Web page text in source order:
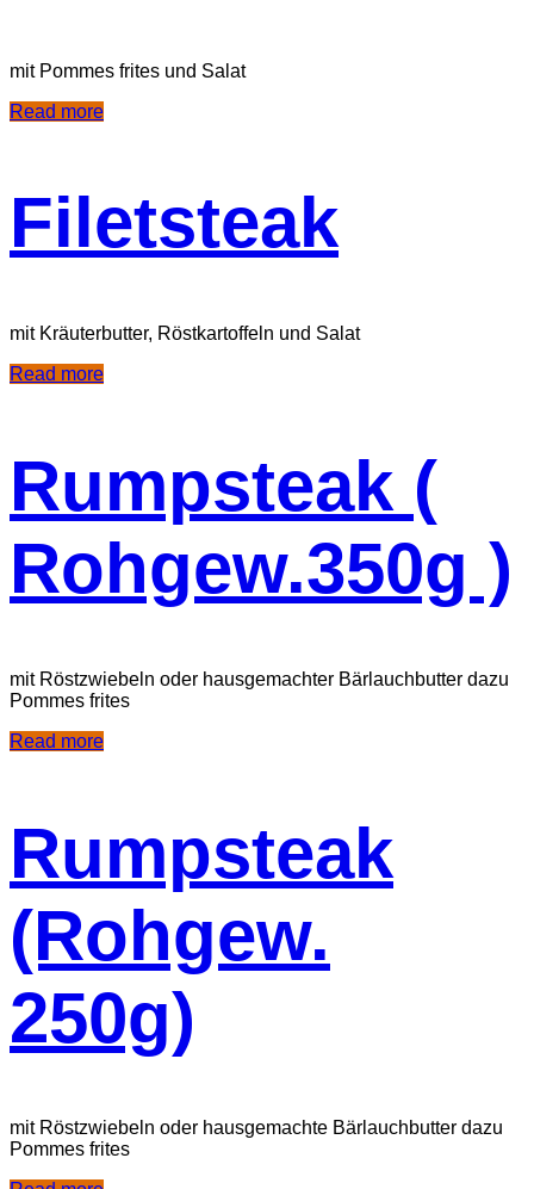
mit Pommes frites und Salat
Read more
Filetsteak
mit Kräuterbutter, Röstkartoffeln und Salat
Read more
Rumpsteak (
Rohgew.350g )
mit Röstzwiebeln oder hausgemachter Bärlauchbutter dazu
Pommes frites
Read more
Rumpsteak
(Rohgew.
250g)
mit Röstzwiebeln oder hausgemachte Bärlauchbutter dazu
Pommes frites